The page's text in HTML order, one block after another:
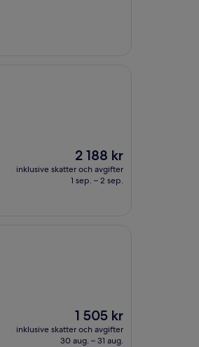
Priset
är
2 188 kr
2 188 kr
inklusive skatter och avgifter
1 sep. – 2 sep.
Priset
är
1 505 kr
1 505 kr
inklusive skatter och avgifter
30 aug. – 31 aug.